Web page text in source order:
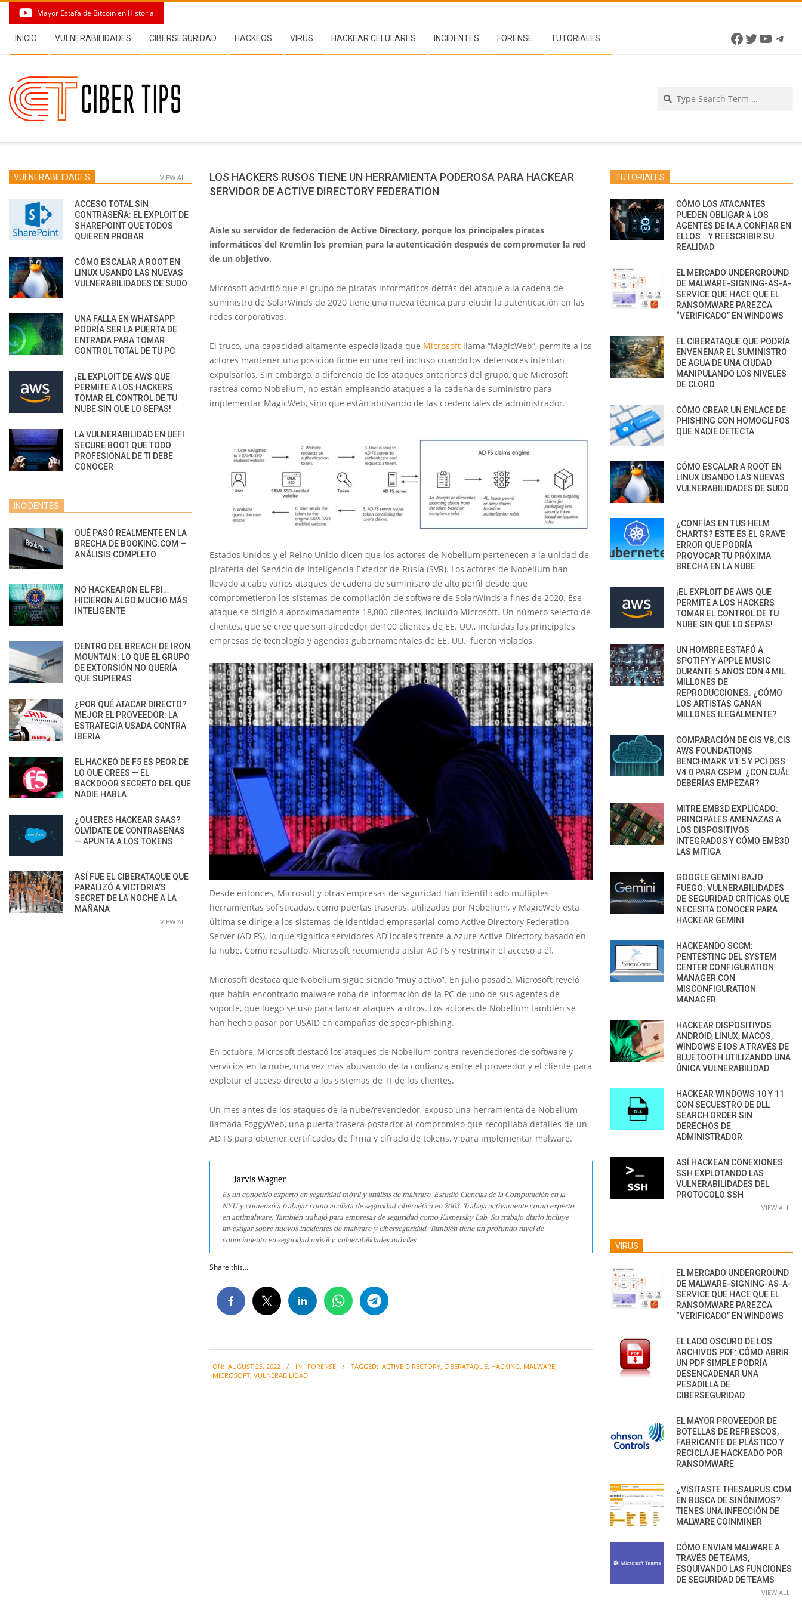
content
Mayor Estafa de Bitcoin en Historia
Navigation
Menu
INICIO VULNERABILIDADES CIBERSEGURIDAD HACKEOS VIRUS HACKEAR CELULARES INCIDENTES FORENSE TUTORIALES Facebook
Twitter
LOS HACKERS RUSOS TIENE UN HERRAMIENTA PODEROSA PARA HACKEAR
SERVIDOR DE ACTIVE DIRECTORY FEDERATION
Aísle su servidor de federación de Active Directory, porque los principales piratas
informáticos del Kremlin los premian para la autenticación después de comprometer la red
de un objetivo.
Microsoft advirtió que el grupo de piratas informáticos detrás del ataque a la cadena de
suministro de SolarWinds de 2020 tiene una nueva técnica para eludir la autenticación en las
redes corporativas.
El truco, una capacidad altamente especializada que Microsoft llama “MagicWeb”, permite a los
actores mantener una posición firme en una red incluso cuando los defensores intentan
expulsarlos. Sin embargo, a diferencia de los ataques anteriores del grupo, que Microsoft
rastrea como Nobelium, no están empleando ataques a la cadena de suministro para
implementar MagicWeb, sino que están abusando de las credenciales de administrador.
Estados Unidos y el Reino Unido dicen que los actores de Nobelium pertenecen a la unidad de
piratería del Servicio de Inteligencia Exterior de Rusia (SVR). Los actores de Nobelium han
llevado a cabo varios ataques de cadena de suministro de alto perfil desde que
comprometieron los sistemas de compilación de software de SolarWinds a fines de 2020. Ese
ataque se dirigió a aproximadamente 18,000 clientes, incluido Microsoft. Un número selecto de
clientes, que se cree que son alrededor de 100 clientes de EE. UU., incluidas las principales
empresas de tecnología y agencias gubernamentales de EE. UU., fueron violados.
Desde entonces, Microsoft y otras empresas de seguridad han identificado múltiples
herramientas sofisticadas, como puertas traseras, utilizadas por Nobelium, y MagicWeb esta
última se dirige a los sistemas de identidad empresarial como Active Directory Federation
Server (AD FS), lo que significa servidores AD locales frente a Azure Active Directory basado en
la nube. Como resultado, Microsoft recomienda aislar AD FS y restringir el acceso a él.
Microsoft destaca que Nobelium sigue siendo “muy activo”. En julio pasado, Microsoft reveló
que había encontrado malware roba de información de la PC de uno de sus agentes de
soporte, que luego se usó para lanzar ataques a otros. Los actores de Nobelium también se
han hecho pasar por USAID en campañas de spear-phishing.
En octubre, Microsoft destacó los ataques de Nobelium contra revendedores de software y
servicios en la nube, una vez más abusando de la confianza entre el proveedor y el cliente para
explotar el acceso directo a los sistemas de TI de los clientes.
Un mes antes de los ataques de la nube/revendedor, expuso una herramienta de Nobelium
llamada FoggyWeb, una puerta trasera posterior al compromiso que recopilaba detalles de un
AD FS para obtener certificados de firma y cifrado de tokens, y para implementar malware.
Jarvis Wagner
Es un conocido experto en seguridad móvil y análisis de malware. Estudió Ciencias de la Computación en la
NYU y comenzó a trabajar como analista de seguridad cibernética en 2003. Trabaja activamente como experto
en antimalware. También trabajó para empresas de seguridad como Kaspersky Lab. Su trabajo diario incluye
investigar sobre nuevos incidentes de malware y ciberseguridad. También tiene un profundo nivel de
conocimiento en seguridad móvil y vulnerabilidades móviles.
Share this...
08-
ON: AUGUST 25, 2022 IN: FORENSE TAGGED: ACTIVE DIRECTORY, CIBERATAQUE, HACKING, MALWARE,
MICROSOFT, VULNERABILIDAD
VULNERABILIDADES VIEW ALL
ACCESO TOTAL SIN
CONTRASEÑA: EL EXPLOIT DE
SHAREPOINT QUE TODOS
QUIEREN PROBAR
CÓMO ESCALAR A ROOT EN
LINUX USANDO LAS NUEVAS
VULNERABILIDADES DE SUDO
UNA FALLA EN WHATSAPP
PODRÍA SER LA PUERTA DE
ENTRADA PARA TOMAR
CONTROL TOTAL DE TU PC
¡EL EXPLOIT DE AWS QUE
PERMITE A LOS HACKERS
TOMAR EL CONTROL DE TU
NUBE SIN QUE LO SEPAS!
LA VULNERABILIDAD EN UEFI
SECURE BOOT QUE TODO
PROFESIONAL DE TI DEBE
CONOCER
INCIDENTES
QUÉ PASÓ REALMENTE EN LA
BRECHA DE BOOKING.COM —
ANÁLISIS COMPLETO
NO HACKEARON EL FBI…
HICIERON ALGO MUCHO MÁS
INTELIGENTE
DENTRO DEL BREACH DE IRON
MOUNTAIN: LO QUE EL GRUPO
DE EXTORSIÓN NO QUERÍA
QUE SUPIERAS
¿POR QUÉ ATACAR DIRECTO?
MEJOR EL PROVEEDOR: LA
ESTRATEGIA USADA CONTRA
IBERIA
EL HACKEO DE F5 ES PEOR DE
LO QUE CREES — EL
BACKDOOR SECRETO DEL QUE
NADIE HABLA
¿QUIERES HACKEAR SAAS?
OLVÍDATE DE CONTRASEÑAS
— APUNTA A LOS TOKENS
ASÍ FUE EL CIBERATAQUE QUE
PARALIZÓ A VICTORIA’S
SECRET DE LA NOCHE A LA
MAÑANA
VIEW ALL
TUTORIALES
CÓMO LOS ATACANTES
PUEDEN OBLIGAR A LOS
AGENTES DE IA A CONFIAR EN
ELLOS… Y REESCRIBIR SU
REALIDAD
EL MERCADO UNDERGROUND
DE MALWARE-SIGNING-AS-A-
SERVICE QUE HACE QUE EL
RANSOMWARE PAREZCA
“VERIFICADO” EN WINDOWS
EL CIBERATAQUE QUE PODRÍA
ENVENENAR EL SUMINISTRO
DE AGUA DE UNA CIUDAD
MANIPULANDO LOS NIVELES
DE CLORO
CÓMO CREAR UN ENLACE DE
PHISHING CON HOMOGLIFOS
QUE NADIE DETECTA
CÓMO ESCALAR A ROOT EN
LINUX USANDO LAS NUEVAS
VULNERABILIDADES DE SUDO
¿CONFÍAS EN TUS HELM
CHARTS? ESTE ES EL GRAVE
ERROR QUE PODRÍA
PROVOCAR TU PRÓXIMA
BRECHA EN LA NUBE
¡EL EXPLOIT DE AWS QUE
PERMITE A LOS HACKERS
TOMAR EL CONTROL DE TU
NUBE SIN QUE LO SEPAS!
UN HOMBRE ESTAFÓ A
SPOTIFY Y APPLE MUSIC
DURANTE 5 AÑOS CON 4 MIL
MILLONES DE
REPRODUCCIONES. ¿CÓMO
LOS ARTISTAS GANAN
MILLONES ILEGALMENTE?
COMPARACIÓN DE CIS V8, CIS
AWS FOUNDATIONS
BENCHMARK V1.5 Y PCI DSS
V4.0 PARA CSPM. ¿CON CUÁL
DEBERÍAS EMPEZAR?
MITRE EMB3D EXPLICADO:
PRINCIPALES AMENAZAS A
LOS DISPOSITIVOS
INTEGRADOS Y CÓMO EMB3D
LAS MITIGA
GOOGLE GEMINI BAJO
FUEGO: VULNERABILIDADES
DE SEGURIDAD CRÍTICAS QUE
NECESITA CONOCER PARA
HACKEAR GEMINI
HACKEANDO SCCM:
PENTESTING DEL SYSTEM
CENTER CONFIGURATION
MANAGER CON
MISCONFIGURATION
MANAGER
HACKEAR DISPOSITIVOS
ANDROID, LINUX, MACOS,
WINDOWS E IOS A TRAVÉS DE
BLUETOOTH UTILIZANDO UNA
ÚNICA VULNERABILIDAD
HACKEAR WINDOWS 10 Y 11
CON SECUESTRO DE DLL
SEARCH ORDER SIN
DERECHOS DE
ADMINISTRADOR
ASÍ HACKEAN CONEXIONES
SSH EXPLOTANDO LAS
VULNERABILIDADES DEL
PROTOCOLO SSH
VIEW ALL
VIRUS
EL MERCADO UNDERGROUND
DE MALWARE-SIGNING-AS-A-
SERVICE QUE HACE QUE EL
RANSOMWARE PAREZCA
“VERIFICADO” EN WINDOWS
EL LADO OSCURO DE LOS
ARCHIVOS PDF: CÓMO ABRIR
UN PDF SIMPLE PODRÍA
DESENCADENAR UNA
PESADILLA DE
CIBERSEGURIDAD
EL MAYOR PROVEEDOR DE
BOTELLAS DE REFRESCOS,
FABRICANTE DE PLÁSTICO Y
RECICLAJE HACKEADO POR
RANSOMWARE
¿VISITASTE THESAURUS.COM
EN BUSCA DE SINÓNIMOS?
TIENES UNA INFECCIÓN DE
MALWARE COINMINER
CÓMO ENVIAN MALWARE A
TRAVÉS DE TEAMS,
ESQUIVANDO LAS FUNCIONES
DE SEGURIDAD DE TEAMS
VIEW ALL